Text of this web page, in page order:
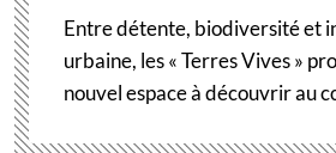
Entre détente, biodiversité et
urbaine, les « Terres Vives »
nouvel espace à découvrir au